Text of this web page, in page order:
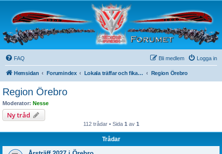
VTX Riders Sweden
Ett forum för VTX ägare!
FAQ Logga in
Bli medlem
Hemsidan Forumindex Lokala träffar och fikaturer (Moderator = Regionkontakt) Öppet forum! Region Örebro
Region Örebro
Moderator: Nesse
Ny tråd
112 trådar • Sida 1av 1
Trådar